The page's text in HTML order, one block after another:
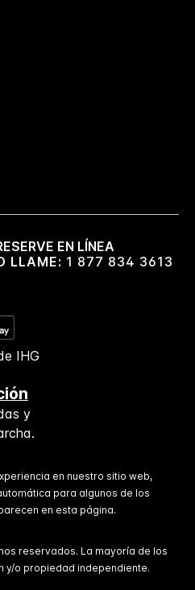
EN LÍNEA
LLAME: 1 877 834 3613
IHG
y
en nuestro sitio web,
para algunos de los
en esta página.
reservados. La mayoría de los
y/o propiedad independiente.